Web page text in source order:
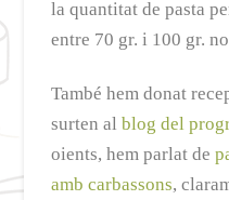
la quantitat de pasta
entre 70 gr. i 100 gr.
També hem donat
surten alblog del
oients, hem parlat de
amb carbassons,